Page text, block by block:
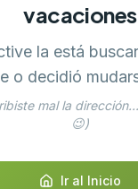
vacaciones
la está
o decidió
mal la
😉)
Ir al Inicio